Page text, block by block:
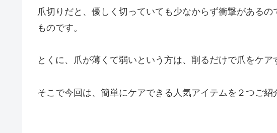
爪切りだと、優しく切っていても少なからず衝撃がある
ものです。
とくに、爪が薄くて弱いという方は、削るだけで爪をケア
そこで今回は、簡単にケアできる人気アイテムを２つご紹